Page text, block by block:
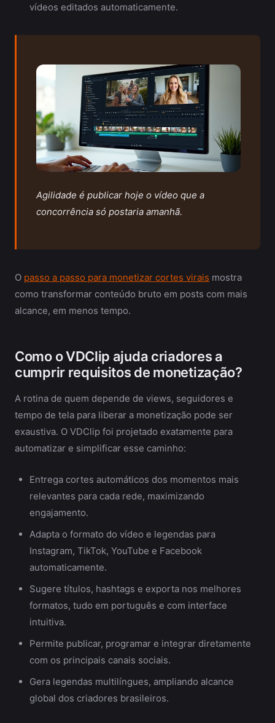
vídeos editados automaticamente.
Agilidade é publicar hoje o vídeo que a
concorrência só postaria amanhã.
O passo a passo para monetizar cortes virais mostra
como transformar conteúdo bruto em posts com mais
alcance, em menos tempo.
Como o VDClip ajuda criadores a
cumprir requisitos de monetização?
A rotina de quem depende de views, seguidores e
tempo de tela para liberar a monetização pode ser
exaustiva. O VDClip foi projetado exatamente para
automatizar e simplificar esse caminho:
Entrega cortes automáticos dos momentos mais
relevantes para cada rede, maximizando
engajamento.
Adapta o formato do vídeo e legendas para
Instagram, TikTok, YouTube e Facebook
automaticamente.
Sugere títulos, hashtags e exporta nos melhores
formatos, tudo em português e com interface
intuitiva.
Permite publicar, programar e integrar diretamente
com os principais canais sociais.
Gera legendas multilíngues, ampliando alcance
global dos criadores brasileiros.